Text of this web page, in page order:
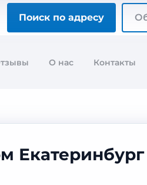
Поиск по адресу
О нас Контакты
Екатеринбург